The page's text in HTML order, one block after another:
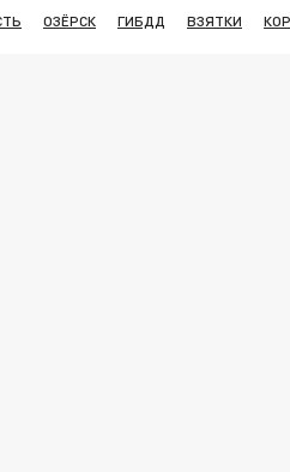
ОЗЁРСК ГИБДД ВЗЯТКИ